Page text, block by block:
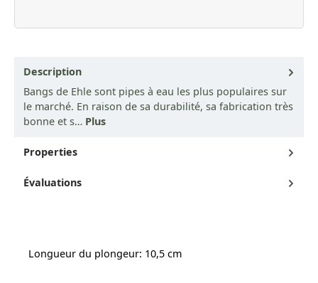
Description
Bangs de Ehle sont pipes à eau les plus populaires sur
le marché. En raison de sa durabilité, sa fabrication très
bonne et s… Plus
Properties
Évaluations
Longueur du plongeur: 10,5 cm